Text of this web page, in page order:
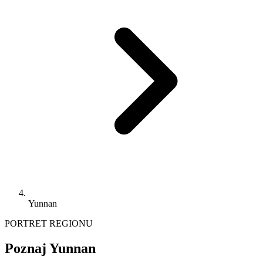
Yunnan
PORTRET REGIONU
Poznaj Yunnan